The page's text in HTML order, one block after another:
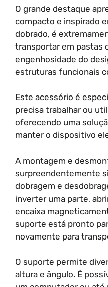
O grande destaque
compacto e inspirado
dobrado, é
transportar em pastas
engenhosidade do
estruturas funcionais
Este acessório é
precisa trabalhar ou
oferecendo uma
manter o dispositivo
A montagem e
surpreendentemente
dobragem e
inverter uma parte,
encaixa
suporte está pronto
novamente para
O suporte permite
altura e ângulo. É